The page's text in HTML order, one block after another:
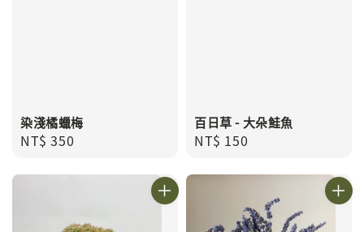
染淺橘蠟梅
Regular
NT$ 350
百日草 - 大朵鮭魚
Regular
NT$ 150